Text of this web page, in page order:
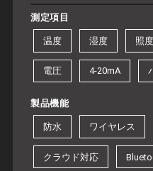
測定項目
温度 湿度 照
電圧 4-20mA
製品機能
防水 ワイヤレス
クラウド対応